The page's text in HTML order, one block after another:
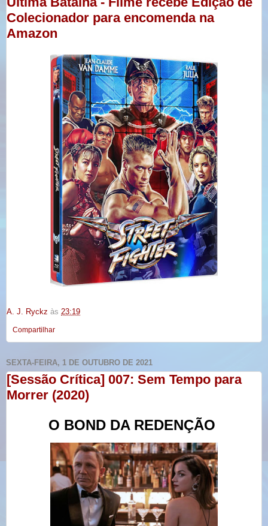
Colecionador para encomenda na
Amazon
A. J. Ryckz às 23:19
Compartilhar
SEXTA-FEIRA, 1 DE OUTUBRO DE 2021
[Sessão Crítica] 007: Sem Tempo para
Morrer (2020)
O BOND DA REDENÇÃO